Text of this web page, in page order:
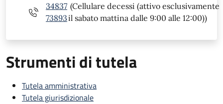
34837
73893
(Cellulare decessi (attivo esclusivamente
il sabato mattina dalle 9:00 alle 12:00))
Strumenti di tutela
Tutela amministrativa
Tutela giurisdizionale